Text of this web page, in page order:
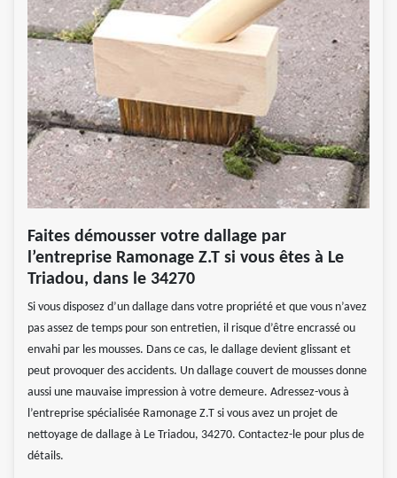
Faites démousser votre dallage par
l’entreprise Ramonage Z.T si vous êtes à Le
Triadou, dans le 34270
Si vous disposez d’un dallage dans votre propriété et que vous n’avez
pas assez de temps pour son entretien, il risque d’être encrassé ou
envahi par les mousses. Dans ce cas, le dallage devient glissant et
peut provoquer des accidents. Un dallage couvert de mousses donne
aussi une mauvaise impression à votre demeure. Adressez-vous à
l’entreprise spécialisée Ramonage Z.T si vous avez un projet de
nettoyage de dallage à Le Triadou, 34270. Contactez-le pour plus de
détails.